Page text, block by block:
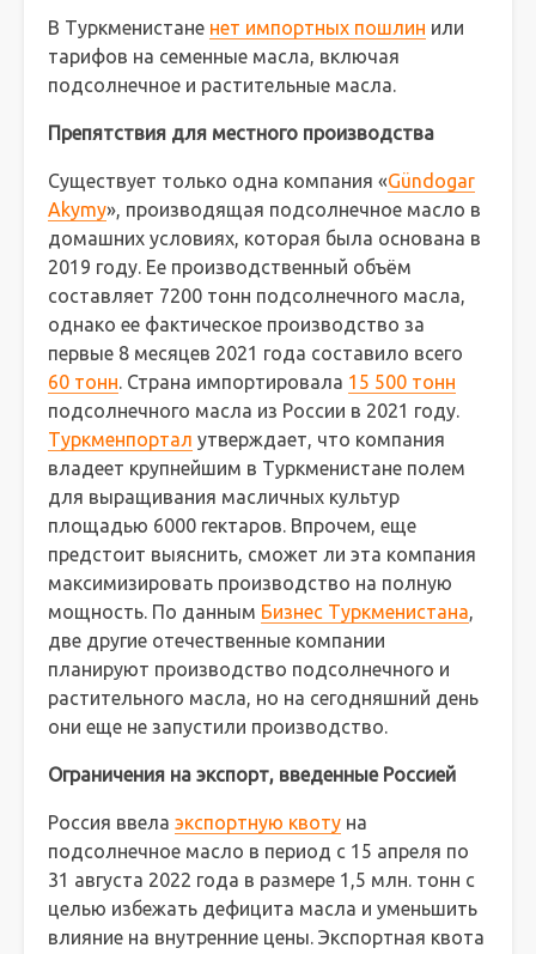
В Туркменистане нет импортных пошлин или
тарифов на семенные масла, включая
подсолнечное и растительные масла.
Препятствия для местного производства
Существует только одна компания «Gündogar
Akymy», производящая подсолнечное масло в
домашних условиях, которая была основана в
2019 году. Ее производственный объём
составляет 7200 тонн подсолнечного масла,
однако ее фактическое производство за
первые 8 месяцев 2021 года составило всего
60 тонн. Страна импортировала 15 500 тонн
подсолнечного масла из России в 2021 году.
Туркменпортал утверждает, что компания
владеет крупнейшим в Туркменистане полем
для выращивания масличных культур
площадью 6000 гектаров. Впрочем, еще
предстоит выяснить, сможет ли эта компания
максимизировать производство на полную
мощность. По данным Бизнес Туркменистана,
две другие отечественные компании
планируют производство подсолнечного и
растительного масла, но на сегодняшний день
они еще не запустили производство.
Ограничения на экспорт, введенные Россией
Россия ввела экспортную квоту на
подсолнечное масло в период с 15 апреля по
31 августа 2022 года в размере 1,5 млн. тонн с
целью избежать дефицита масла и уменьшить
влияние на внутренние цены. Экспортная квота